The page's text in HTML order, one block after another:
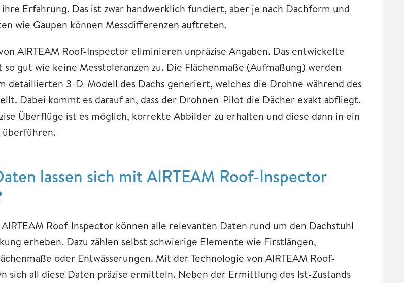
Erfahrung. Das ist zwar handwerklich fundiert, aber je nach Dachform und
wie Gaupen können Messdifferenzen auftreten.
AIRTEAM Roof-Inspector eliminieren unpräzise Angaben. Das entwickelte
so gut wie keine Messtoleranzen zu. Die Flächenmaße (Aufmaßung) werden
detaillierten 3-D-Modell des Dachs generiert, welches die Drohne während des
Dabei kommt es darauf an, dass der Drohnen-Pilot die Dächer exakt abfliegt.
Überflüge ist es möglich, korrekte Abbilder zu erhalten und diese dann in ein
lassen sich mit AIRTEAM Roof-Inspector
Roof-Inspector können alle relevanten Daten rund um den Dachstuhl
erheben. Dazu zählen selbst schwierige Elemente wie Firstlängen,
oder Entwässerungen. Mit der Technologie von AIRTEAM Roof-
sich all diese Daten präzise ermitteln. Neben der Ermittlung des Ist-Zustands